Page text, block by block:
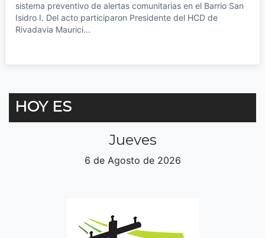
sistema preventivo de alertas comunitarias en el Barrio San
Isidro I. Del acto participaron Presidente del HCD de
Rivadavia Maurici...
HOY ES
Jueves
6 de Agosto de 2026